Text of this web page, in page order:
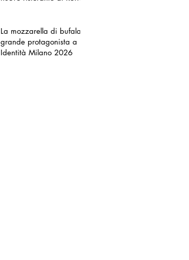
La mozzarella di bufala
grande protagonista a
Identità Milano 2026